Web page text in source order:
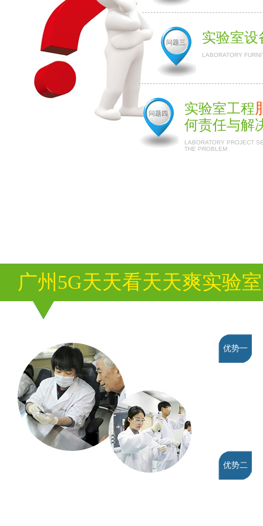
问题三 实验室设
LABORATORY
问题四 实验室工程
何责任与解
LABORATORY PROJECT
THE PROBLEM
广州5G天天看天天爽实验
优势一
优势二